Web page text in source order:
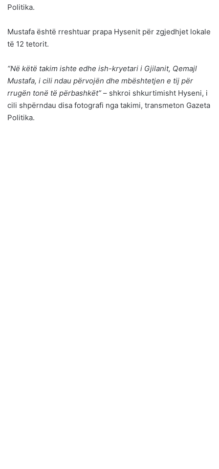
Politika.
Mustafa është rreshtuar prapa Hysenit për zgjedhjet lokale
të 12 tetorit.
“Në këtë takim ishte edhe ish-kryetari i Gjilanit, Qemajl
Mustafa, i cili ndau përvojën dhe mbështetjen e tij për
rrugën tonë të përbashkët” – shkroi shkurtimisht Hyseni, i
cili shpërndau disa fotografi nga takimi, transmeton Gazeta
Politika.